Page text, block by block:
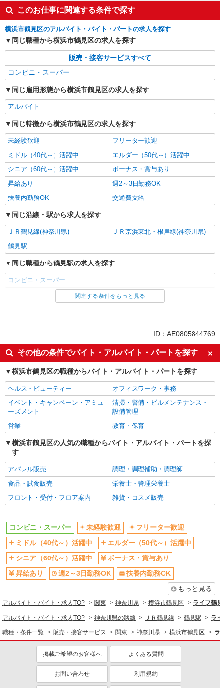
このお仕事に関連する条件で探す
横浜市鶴見区のアルバイト・バイト・パートの求人を探す
同じ職種から横浜市鶴見区の求人を探す
販売・接客サービスすべて
コンビニ・スーパー
同じ雇用形態から横浜市鶴見区の求人を探す
アルバイト
同じ特徴から横浜市鶴見区の求人を探す
未経験歓迎
フリーター歓迎
ミドル（40代～）活躍中
エルダー（50代～）活躍中
シニア（60代～）活躍中
ボーナス・賞与あり
昇給あり
週2～3日勤務OK
扶養内勤務OK
交通費支給
同じ沿線・駅から求人を探す
ＪＲ鶴見線(神奈川県)
ＪＲ京浜東北・根岸線(神奈川県)
鶴見駅
同じ職種から鶴見駅の求人を探す
コンビニ・スーパー
同じ雇用形態から鶴見駅の求人を探す
未経験歓迎
フリーター歓迎
ミドル（40代～）活躍中
エルダー（50代～）活躍中
シニア（60代～）活躍中
ボーナス・賞与あり
昇給あり
週2～3日勤務OK
扶養内勤務OK
交通費支給
同じ職種から求人を探す
販売・接客サービス
コンビニ・スーパー
同じ特徴から求人を探す
未経験歓迎
ミドル（40代～）活躍中
ボーナス・賞与あり
週2～3日勤務OK
関連する条件をもっと見る
ID：AE0805844769
その他の条件でバイト・アルバイト・パートを探す
横浜市鶴見区の職種からバイト・アルバイト・パートを探す
ヘルス・ビューティー
オフィスワーク・事務
イベント・キャンペーン・アミュ
ーズメント
清掃・警備・ビルメンテナンス・
設備管理
営業
教育・保育
横浜市鶴見区の人気の職種からバイト・アルバイト・パートを探
す
アパレル販売
調理・調理補助・調理師
食品・試食販売
栄養士・管理栄養士
フロント・受付・フロア案内
雑貨・コスメ販売
コンビニ・スーパー 未経験歓迎
フリーター歓迎
ミドル（40代～）活躍中
エルダー（50代～）活躍中
シニア（60代～）活躍中
ボーナス・賞与あり
昇給あり
週2～3日勤務OK
扶養内勤務OK
もっと見る
アルバイト・バイト・求人TOP 関東 神奈川県 横浜市鶴見区 ライフ鶴
アルバイト・バイト・求人TOP 神奈川県の路線 ＪＲ鶴見線 鶴見駅 ラ
職種・条件一覧 販売・接客サービス 関東 神奈川県 横浜市鶴見区
掲載ご希望のお客様へ よくある質問
お問い合わせ 利用規約